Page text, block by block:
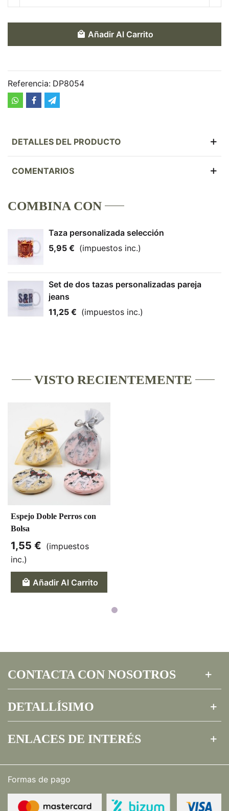
Añadir Al Carrito
Referencia: DP8054
DETALLES DEL PRODUCTO
COMENTARIOS
COMBINA CON
Taza personalizada selección
5,95 € (impuestos inc.)
Set de dos tazas personalizadas pareja
jeans
11,25 € (impuestos inc.)
VISTO RECIENTEMENTE
Espejo Doble Perros con
Bolsa
1,55 € (impuestos
inc.)
Añadir Al Carrito
CONTACTA CON NOSOTROS
DETALLÍSIMO
ENLACES DE INTERÉS
Formas de pago